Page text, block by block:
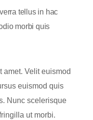
tellus in hac
morbi quis
amet. Velit euismod
euismod quis
Nunc scelerisque
ut morbi.